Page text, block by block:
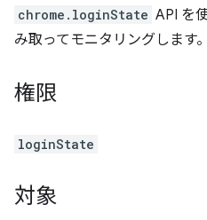
chrome.loginState API を
み取ってモニタリングします。
権限
loginState
対象